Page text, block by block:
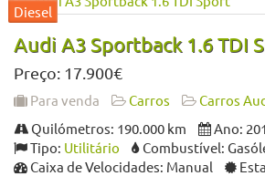
Audi A3 Sportback 1.6 TDI
Preço: 17.900€
Para venda Carros
Carros
Quilómetros: 190.000 km
Ano:
Tipo: Utilitário
Combustível:
Caixa de Velocidades: Manual